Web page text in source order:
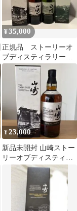
¥35,000
正規品 ストーリーオ
ブディスティラリー
2025山崎、白州セット
冊子付き新品未開封
¥23,000
新品未開封 山崎ストー
リーオブディスティラ
リー2025